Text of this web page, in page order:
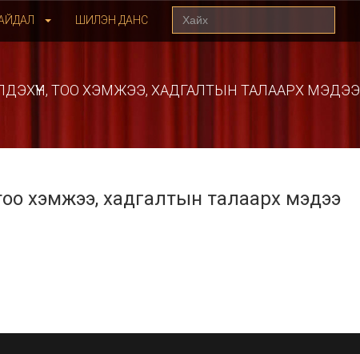
ШИЛЭН ДАНС
ТОО ХЭМЖЭЭ, ХАДГАЛТЫН ТАЛААРХ МЭДЭЭ
хэмжээ, хадгалтын талаарх мэдээ